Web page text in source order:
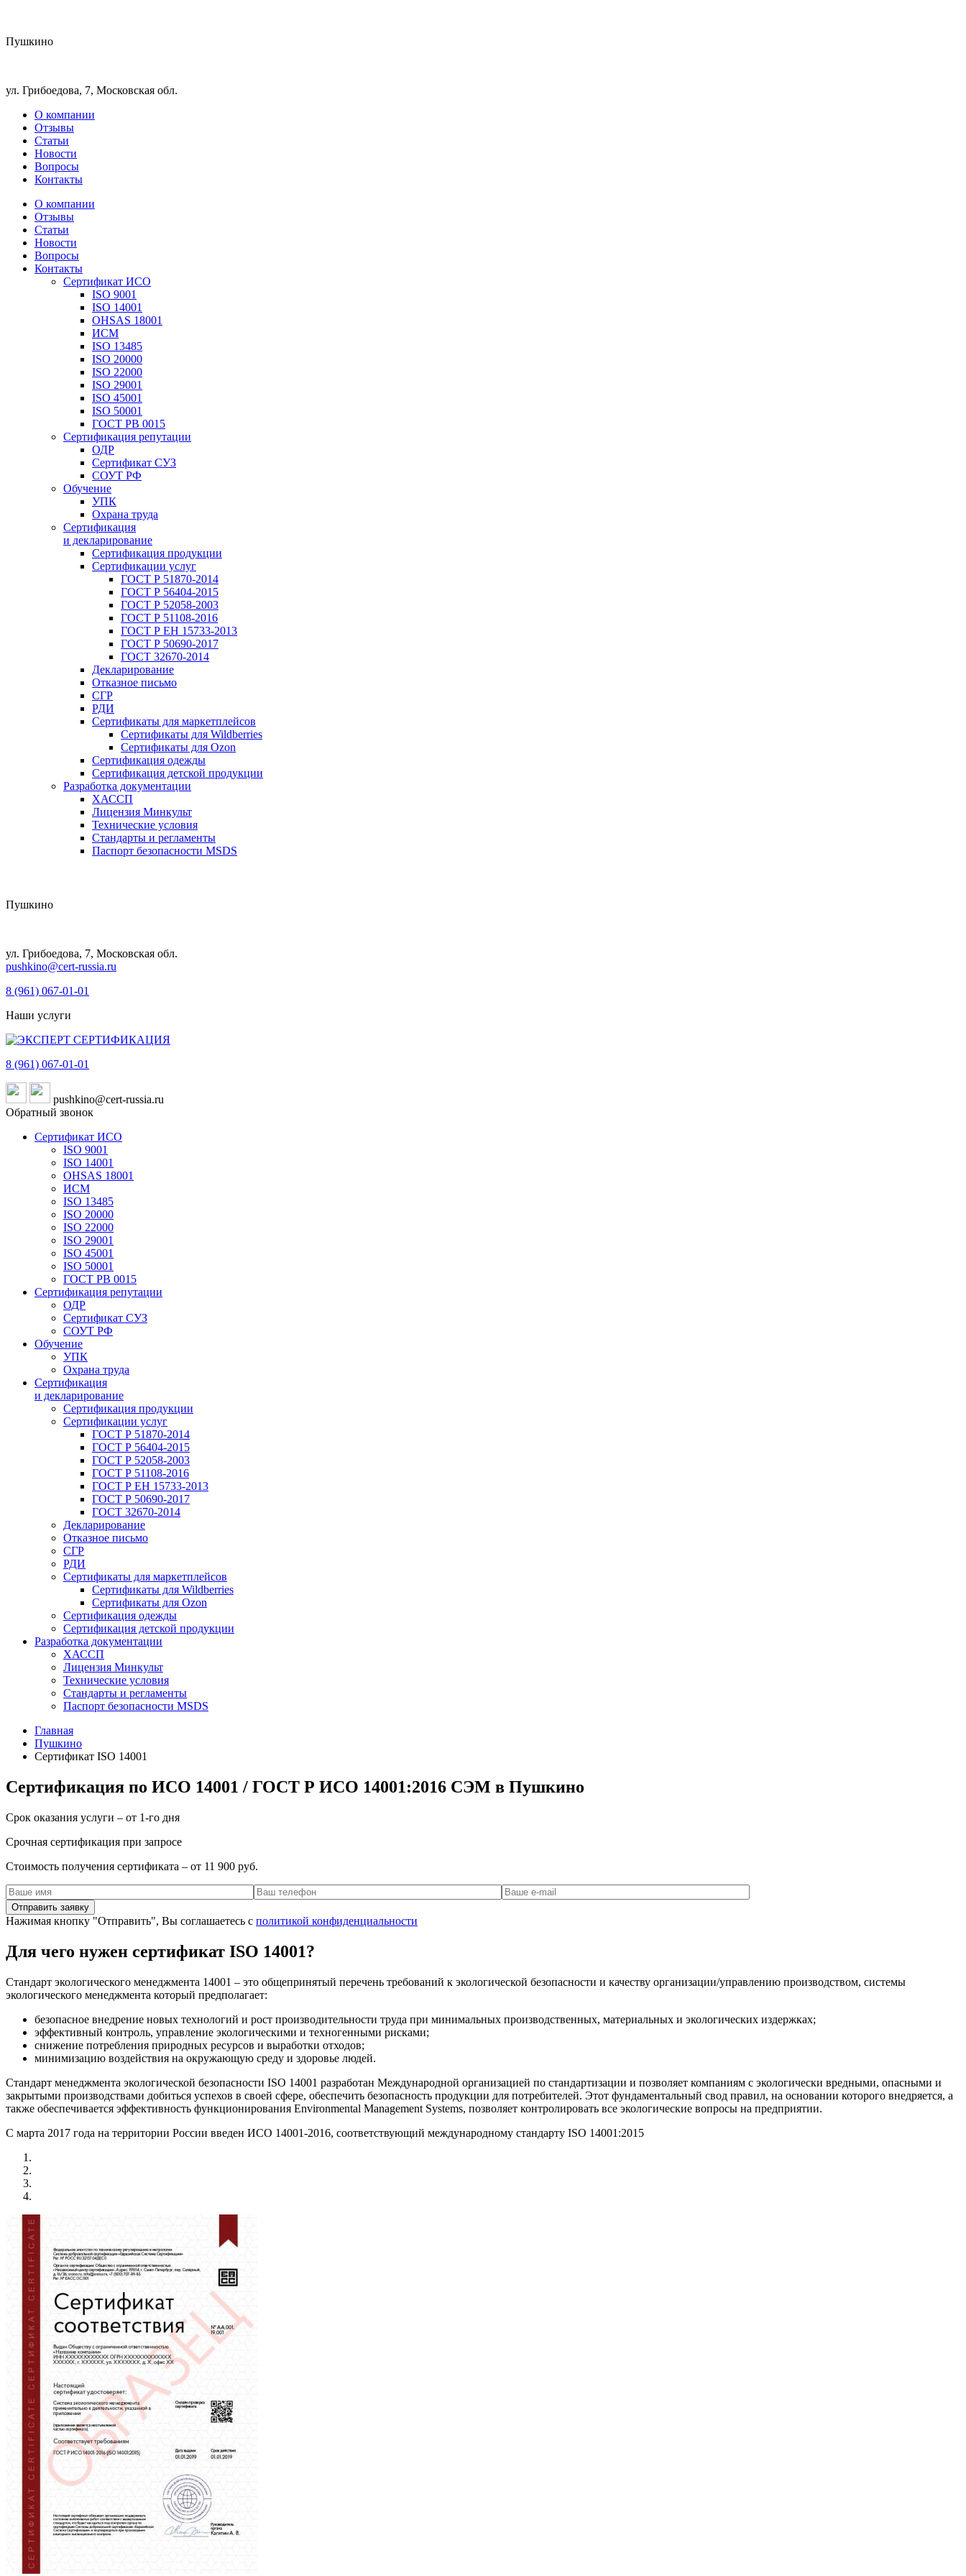
Пушкино
ул. Грибоедова, 7, Московская обл.
О компании
Отзывы
Статьи
Новости
Вопросы
Контакты
О компании
Отзывы
Статьи
Новости
Вопросы
Контакты
Сертификат ИСО
ISO 9001
ISO 14001
OHSAS 18001
ИСМ
ISO 13485
ISO 20000
ISO 22000
ISO 29001
ISO 45001
ISO 50001
ГОСТ РВ 0015
Сертификация репутации
ОДР
Сертификат СУЗ
СОУТ РФ
Обучение
УПК
Охрана труда
Сертификация
и декларирование
Сертификация продукции
Сертификации услуг
ГОСТ Р 51870-2014
ГОСТ Р 56404-2015
ГОСТ Р 52058-2003
ГОСТ Р 51108-2016
ГОСТ Р ЕН 15733-2013
ГОСТ Р 50690-2017
ГОСТ 32670-2014
Декларирование
Отказное письмо
СГР
РДИ
Сертификаты для маркетплейсов
Сертификаты для Wildberries
Сертификаты для Ozon
Сертификация одежды
Сертификация детской продукции
Разработка документации
ХАССП
Лицензия Минкульт
Технические условия
Стандарты и регламенты
Паспорт безопасности MSDS
Пушкино
ул. Грибоедова, 7, Московская обл.
pushkino@cert-russia.ru
8 (961) 067-01-01
Наши услуги
8 (961) 067-01-01
pushkino@cert-russia.ru
Обратный звонок
Сертификат ИСО
ISO 9001
ISO 14001
OHSAS 18001
ИСМ
ISO 13485
ISO 20000
ISO 22000
ISO 29001
ISO 45001
ISO 50001
ГОСТ РВ 0015
Сертификация репутации
ОДР
Сертификат СУЗ
СОУТ РФ
Обучение
УПК
Охрана труда
Сертификация
и декларирование
Сертификация продукции
Сертификации услуг
ГОСТ Р 51870-2014
ГОСТ Р 56404-2015
ГОСТ Р 52058-2003
ГОСТ Р 51108-2016
ГОСТ Р ЕН 15733-2013
ГОСТ Р 50690-2017
ГОСТ 32670-2014
Декларирование
Отказное письмо
СГР
РДИ
Сертификаты для маркетплейсов
Сертификаты для Wildberries
Сертификаты для Ozon
Сертификация одежды
Сертификация детской продукции
Разработка документации
ХАССП
Лицензия Минкульт
Технические условия
Стандарты и регламенты
Паспорт безопасности MSDS
Главная
Пушкино
Сертификат ISO 14001
Сертификация по ИСО 14001 / ГОСТ Р ИСО 14001:2016 СЭМ в Пушкино
Срок оказания услуги – от 1-го дня
Срочная сертификация при запросе
Стоимость получения сертификата – от 11 900 руб.
Нажимая кнопку "Отправить", Вы соглашаетесь с политикой конфиденциальности
Для чего нужен сертификат ISO 14001?
Стандарт экологического менеджмента 14001 – это общепринятый перечень требований к экологической безопасности и качеству организации/управлению производством, системы
экологического менеджмента который предполагает:
безопасное внедрение новых технологий и рост производительности труда при минимальных производственных, материальных и экологических издержках;
эффективный контроль, управление экологическими и техногенными рисками;
снижение потребления природных ресурсов и выработки отходов;
минимизацию воздействия на окружающую среду и здоровье людей.
Стандарт менеджмента экологической безопасности ISO 14001 разработан Международной организацией по стандартизации и позволяет компаниям с экологически вредными, опасными и
закрытыми производствами добиться успехов в своей сфере, обеспечить безопасность продукции для потребителей. Этот фундаментальный свод правил, на основании которого внедряется, а
также обеспечивается эффективность функционирования Environmental Management Systems, позволяет контролировать все экологические вопросы на предприятии.
С марта 2017 года на территории России введен ИСО 14001-2016, соответствующий международному стандарту ISO 14001:2015